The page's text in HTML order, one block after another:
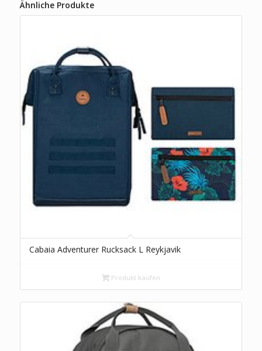
Ähnliche Produkte
Cabaia Adventurer Rucksack L Reykjavik
Produkt kaufen